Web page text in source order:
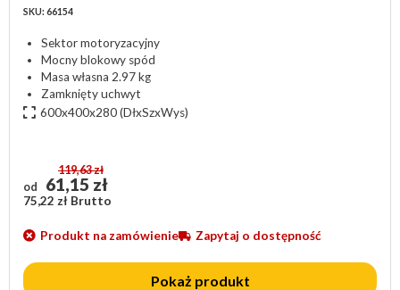
SKU: 66154
Sektor motoryzacyjny
Mocny blokowy spód
Masa własna 2.97 kg
Zamknięty uchwyt
600x400x280(DłxSzxWys)
od
119,63 zł
61,15 zł
75,22 zł Brutto
Produkt na zamówienie Zapytaj o dostępność
Pokaż produkt